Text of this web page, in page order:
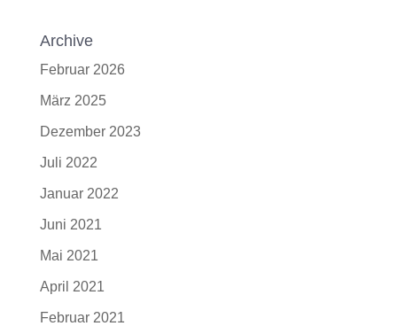
Archive
Februar 2026
März 2025
Dezember 2023
Juli 2022
Januar 2022
Juni 2021
Mai 2021
April 2021
Februar 2021